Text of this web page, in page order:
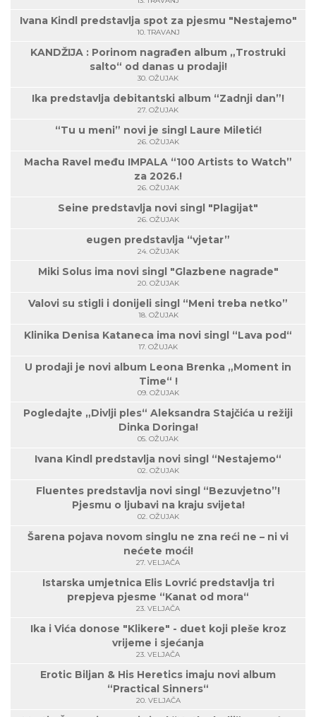
Ivana Kindl predstavlja spot za pjesmu "Nestajemo"
10. TRAVANJ
KANDŽIJA : Porinom nagrađen album „Trostruki
salto“ od danas u prodaji!
30. OŽUJAK
Ika predstavlja debitantski album “Zadnji dan”!
27. OŽUJAK
“Tu u meni” novi je singl Laure Miletić!
26. OŽUJAK
Macha Ravel među IMPALA “100 Artists to Watch”
za 2026.!
26. OŽUJAK
Seine predstavlja novi singl "Plagijat"
26. OŽUJAK
eugen predstavlja “vjetar”
24. OŽUJAK
Miki Solus ima novi singl "Glazbene nagrade"
20. OŽUJAK
Valovi su stigli i donijeli singl “Meni treba netko”
18. OŽUJAK
Klinika Denisa Kataneca ima novi singl “Lava pod“
17. OŽUJAK
U prodaji je novi album Leona Brenka „Moment in
Time“ !
09. OŽUJAK
Pogledajte „Divlji ples“ Aleksandra Stajčića u režiji
Dinka Doringa!
05. OŽUJAK
Ivana Kindl predstavlja novi singl “Nestajemo“
02. OŽUJAK
Fluentes predstavlja novi singl “Bezuvjetno”!
Pjesmu o ljubavi na kraju svijeta!
02. OŽUJAK
Šarena pojava novom singlu ne zna reći ne – ni vi
nećete moći!
27. VELJAČA
Istarska umjetnica Elis Lovrić predstavlja tri
prepjeva pjesme “Kanat od mora“
23. VELJAČA
Ika i Vića donose "Klikere" - duet koji pleše kroz
vrijeme i sjećanja
23. VELJAČA
Erotic Biljan & His Heretics imaju novi album
“Practical Sinners“
20. VELJAČA